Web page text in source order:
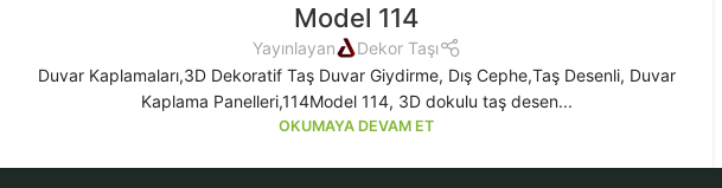
Model 114
Yayınlayan
Dekor Taşı
Duvar Kaplamaları,3D Dekoratif Taş Duvar Giydirme, Dış Cephe,Taş Desenli, Duvar
Kaplama Panelleri,114Model 114, 3D dokulu taş desen...
OKUMAYA DEVAM ET